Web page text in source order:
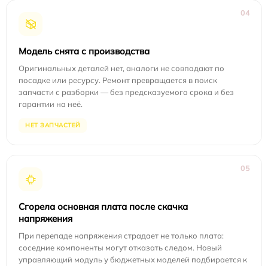
04
Модель снята с производства
Оригинальных деталей нет, аналоги не совпадают по
посадке или ресурсу. Ремонт превращается в поиск
запчасти с разборки — без предсказуемого срока и без
гарантии на неё.
НЕТ ЗАПЧАСТЕЙ
05
Сгорела основная плата после скачка
напряжения
При перепаде напряжения страдает не только плата:
соседние компоненты могут отказать следом. Новый
управляющий модуль у бюджетных моделей подбирается к